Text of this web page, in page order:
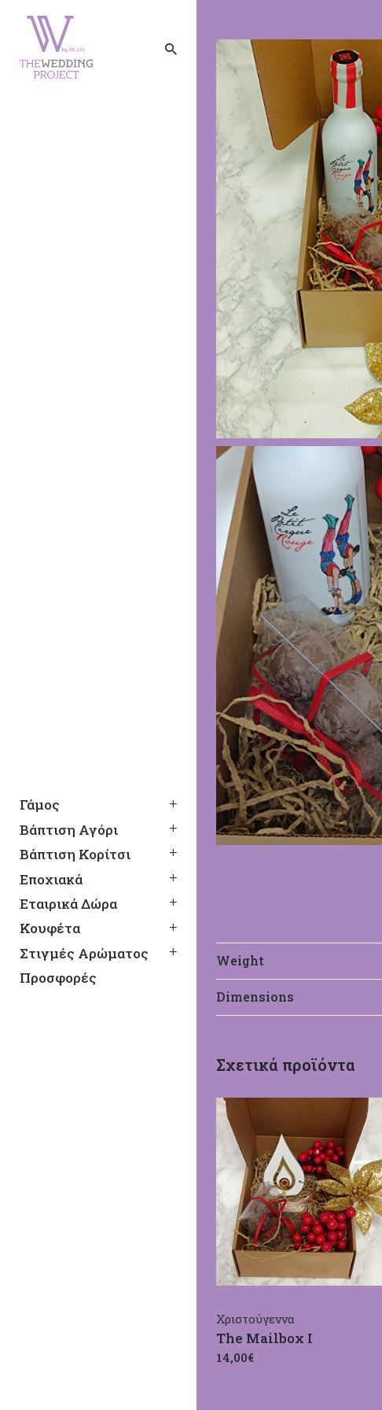
Γάμος
Βάπτιση Αγόρι
Βάπτιση Κορίτσι
Εποχιακά
Εταιρικά Δώρα
Κουφέτα
Στιγμές Αρώματος
Προσφορές
Weight
Dimensions
Σχετικά προϊόντα
Χριστούγεννα
The Mailbox I
14,00€